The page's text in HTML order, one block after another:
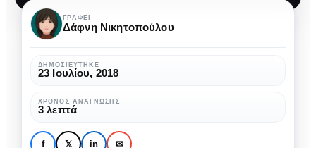
GUIDE ΦΩΤΟΓΡΑΦΊΑ
4 ελληνικά νησιά που
ελληνικά
νησιά
που
αξίζει
φωτογραφίσεις!
ΓΡΆΦΕΙ
Δάφνη Νικητοπούλου
ΔΗΜΟΣΙΕΎΤΗΚΕ
23 Ιουλίου, 2018
ΧΡΌΝΟΣ ΑΝΆΓΝΩΣΗΣ
3 λεπτά
f 𝕏 in ✉